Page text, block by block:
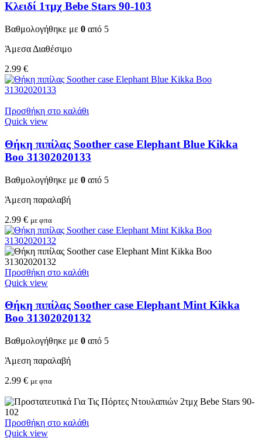
Κλειδί 1τμχ Bebe Stars 90-103
Βαθμολογήθηκε με 0 από 5
Άμεσα Διαθέσιμο
2.99 €
Προσθήκη στο καλάθι
Quick view
Θήκη πιπίλας Soother case Elephant Blue Kikka
Boo 31302020133
Βαθμολογήθηκε με 0 από 5
Άμεση παραλαβή
2.99 € με φπα
Προσθήκη στο καλάθι
Quick view
Θήκη πιπίλας Soother case Elephant Mint Kikka
Boo 31302020132
Βαθμολογήθηκε με 0 από 5
Άμεση παραλαβή
2.99 € με φπα
Προσθήκη στο καλάθι
Quick view